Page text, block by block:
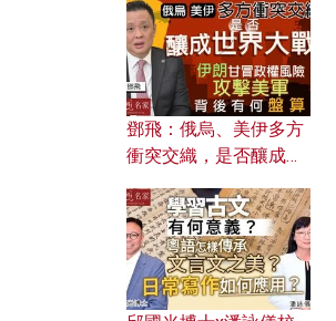
何避免遭AI演算法操
控？
鄧飛：俄烏、美伊多方
衝突交織，是否釀成世
風險攻擊美軍，背後有
何盤算？